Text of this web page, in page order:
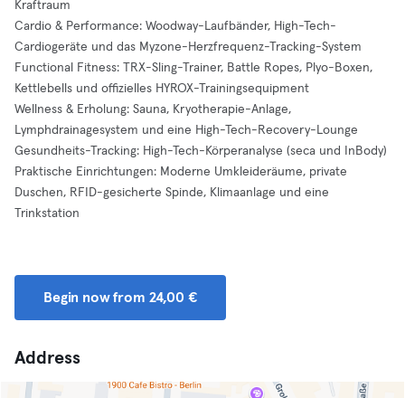
Kraftraum
Cardio & Performance: Woodway-Laufbänder, High-Tech-
Cardiogeräte und das Myzone-Herzfrequenz-Tracking-System
Functional Fitness: TRX-Sling-Trainer, Battle Ropes, Plyo-Boxen,
Kettlebells und offizielles HYROX-Trainingsequipment
Wellness & Erholung: Sauna, Kryotherapie-Anlage,
Lymphdrainagesystem und eine High-Tech-Recovery-Lounge
Gesundheits-Tracking: High-Tech-Körperanalyse (seca und InBody)
Praktische Einrichtungen: Moderne Umkleideräume, private
Duschen, RFID-gesicherte Spinde, Klimaanlage und eine
Trinkstation
Begin now from 24,00 €
Address